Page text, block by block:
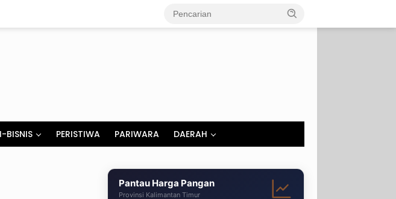
BISNIS PERISTIWA PARIWARA DAERAH
Pantau Harga Pangan
Provinsi Kalimantan Timur